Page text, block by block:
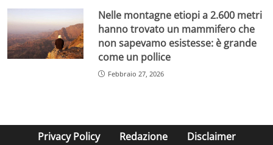
Nelle montagne etiopi a 2.600 metri
hanno trovato un mammifero che
non sapevamo esistesse: è grande
come un pollice
Febbraio 27, 2026
Privacy Policy Redazione Disclaimer